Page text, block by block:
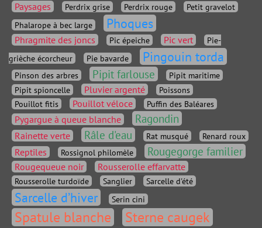
Paysages Perdrix grise Perdrix rouge
Petit gravelot
Phalarope à bec large
Phoques
Phragmite des joncs Pic épeiche Pic vert
Pie-
grièche écorcheur
Pie bavarde Pingouin torda
Pinson des arbres Pipit farlouse
Pipit maritime
Pipit spioncelle
Pluvier argenté
Poissons
Pouillot fitis
Pouillot véloce Puffin des Baléares
Pygargue à queue blanche Ragondin
Rainette verte Râle d'eau Rat musqué Renard roux
Reptiles Rossignol philomèle Rougegorge familier
Rougequeue noir Rousserolle effarvatte
Rousserolle turdoïde Sanglier Sarcelle d'été
Sarcelle d’hiver Serin cini
Spatule blanche Sterne caugek